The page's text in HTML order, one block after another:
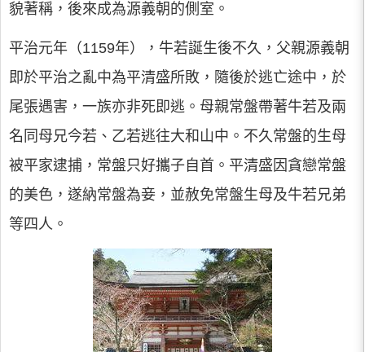
貌著稱，後來成為源義朝的側室。
平治元年（1159年），牛若誕生後不久，父親源義朝
即於平治之亂中為平清盛所敗，隨後於逃亡途中，於
尾張遇害，一族亦非死即逃。母親常盤帶著牛若及兩
名同母兄今若、乙若逃往大和山中。不久常盤的生母
被平家逮捕，常盤只好攜子自首。平清盛因貪戀常盤
的美色，遂納常盤為妾，並赦免常盤生母及牛若兄弟
等四人。